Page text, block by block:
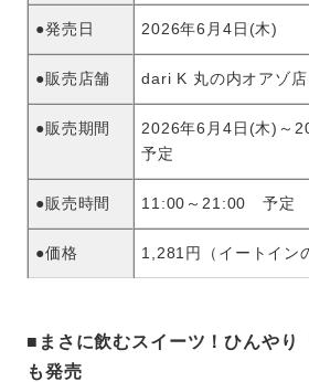
●発売日 2026年6月4日(木)
●販売店舗 dari K 丸の内オアゾ店
●販売期間
2026年6月4日(木)～
予定
●販売時間 11:00～21:00 予定
●価格 1,281円（イートイン
■まさに飲むスイーツ！ひんやり
も発売